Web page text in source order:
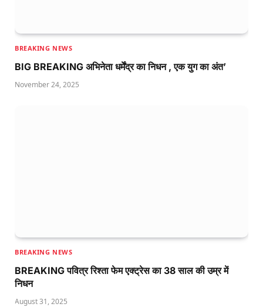
BREAKING NEWS
BIG BREAKING अभिनेता धर्मेंद्र का निधन , एक युग का अंत’
November 24, 2025
BREAKING NEWS
BREAKING पवित्र रिश्ता फेम एक्ट्रेस का 38 साल की उम्र में
निधन
August 31, 2025